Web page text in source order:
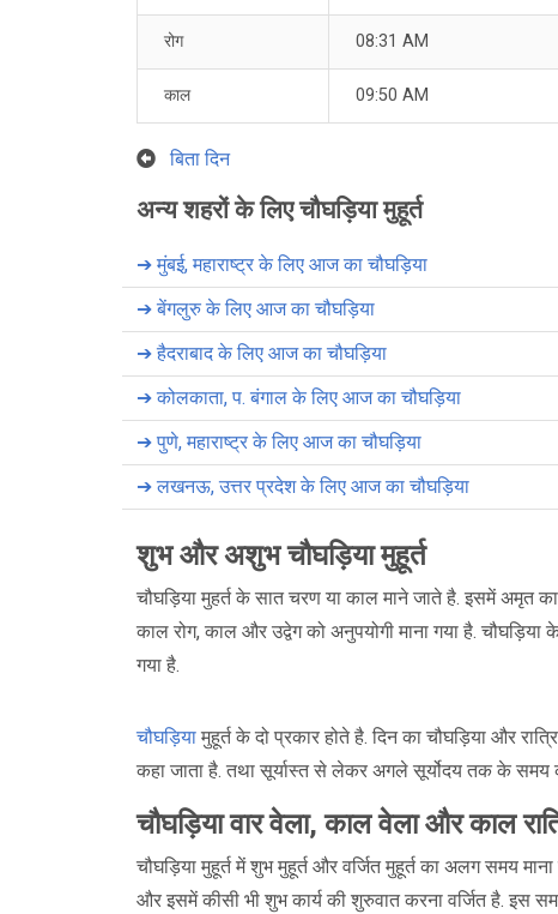
रोग 08:31 AM
काल 09:50 AM
बिता दिन
अन्य शहरों के लिए चौघड़िया मुहूर्त
➔मुंबई, महाराष्ट्र के लिए आज का चौघड़िया
➔बेंगलुरु के लिए आज का चौघड़िया
➔हैदराबाद के लिए आज का चौघड़िया
➔कोलकाता, प. बंगाल के लिए आज का चौघड़िया
➔पुणे, महाराष्ट्र के लिए आज का चौघड़िया
➔लखनऊ, उत्तर प्रदेश के लिए आज का चौघड़िया
शुभ और अशुभ चौघड़िया मुहूर्त
चौघड़िया मुहर्त के सात चरण या काल माने जाते है. इसमें अमृत
काल रोग, काल और उद्वेग को अनुपयोगी माना गया है.
गया है.
चौघड़िया मुहूर्त के दो प्रकार होते है. दिन का चौघड़िया और
कहा जाता है. तथा सूर्यास्त से लेकर अगले सूर्योदय तक के समय
चौघड़िया वार वेला, काल वेला और काल
चौघड़िया मुहूर्त में शुभ मुहूर्त और वर्जित मुहूर्त का अलग समय
और इसमें कीसी भी शुभ कार्य की शुरुवात करना वर्जित है. इस